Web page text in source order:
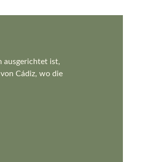
ausgerichtet ist,
Cádiz, wo die